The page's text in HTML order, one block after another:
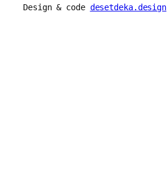
Design & code desetdeka.design